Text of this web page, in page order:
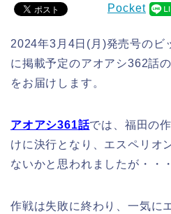
Pocket
2024年3月4日(月)発売号のビ
に掲載予定のアオアシ362話
をお届けします。
アオアシ361話では、福田の
けに決行となり、エスペリオ
ないかと思われましたが・・
作戦は失敗に終わり、一気に